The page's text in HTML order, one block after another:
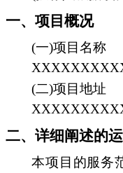
一、项目概况
(一)项目名称
(二)项目地址
二、详细阐述的
本项目的服务